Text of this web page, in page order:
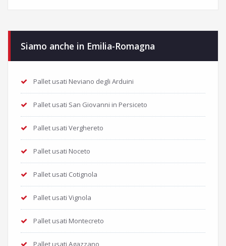
Siamo anche in Emilia-Romagna
Pallet usati Neviano degli Arduini
Pallet usati San Giovanni in Persiceto
Pallet usati Verghereto
Pallet usati Noceto
Pallet usati Cotignola
Pallet usati Vignola
Pallet usati Montecreto
Pallet usati Agazzano